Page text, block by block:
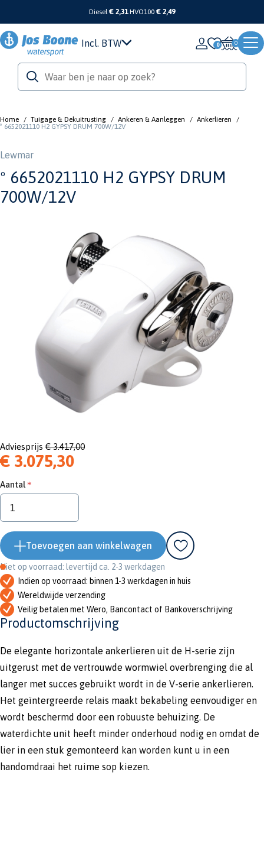
Diesel€ 2,31 HVO100 € 2,49
Incl. BTW 0
Home / Tuigage & Dekuitrusting / Ankeren & Aanleggen / Ankerlieren
/
º 6652021110 H2 GYPSY DRUM 700W/12V
Lewmar
º 6652021110 H2 GYPSY DRUM
700W/12V
Adviesprijs € 3.417,00
€ 3.075,30
Aantal
Toevoegen aan winkelwagen
Niet op voorraad: levertijd ca. 2-3 werkdagen
Indien op voorraad: binnen 1-3 werkdagen in huis
Wereldwijde verzending
Veilig betalen met Wero, Bancontact of Bankoverschrijving
Productomschrijving
De elegante horizontale ankerlieren uit de H-serie zijn
uitgerust met de vertrouwde wormwiel overbrenging die al
langer met succes gebruikt wordt in de V-serie ankerlieren.
Het geïntergreerde relais maakt bekabeling eenvoudiger en
wordt beschermd door een robuuste behuizing. De
waterdichte unit heeft minder onderhoud nodig en omdat de
lier in een stuk gemonteerd kan worden kunt u in een
handomdraai het ruime sop kiezen.